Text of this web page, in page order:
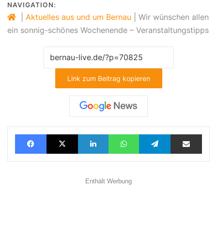
NAVIGATION:
Aktuelles aus und um Bernau
Wir wünschen allen
ein sonnig-schönes Wochenende – Veranstaltungstipps
Link zum Beitrag kopieren
FacebookX LinkedInWhatsAppTelegramTeilen via E-Mail
Enthält Werbung